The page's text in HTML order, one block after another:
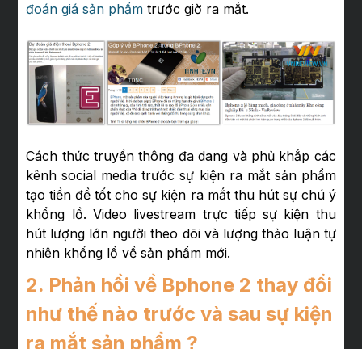
đoán giá sản phẩm trước giờ ra mắt.
Cách thức truyền thông đa dang và phủ khắp các
kênh social media trước sự kiện ra mắt sản phẩm
tạo tiền đề tốt cho sự kiện ra mắt thu hút sự chú ý
khổng lồ. Video livestream trực tiếp sự kiện thu
hút lượng lớn người theo dõi và lượng thảo luận tự
nhiên khổng lồ về sản phẩm mới.
2. Phản hồi về Bphone 2 thay đổi
như thế nào trước và sau sự kiện
ra mắt sản phẩm ?